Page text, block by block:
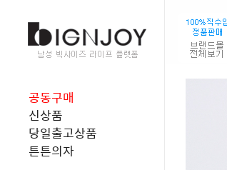
공동구매
신상품
당일출고상품
튼튼의자